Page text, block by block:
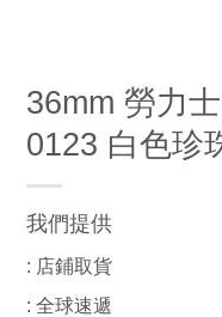
36mm 勞力
0123 白色珍
我們提供
: 店鋪取貨
: 全球速遞